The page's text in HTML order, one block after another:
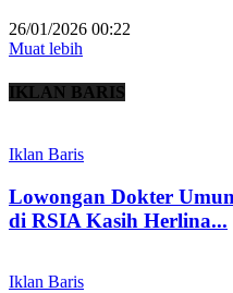
26/01/2026 00:22
Muat lebih
IKLAN BARIS
Iklan Baris
Lowongan Dokter
di RSIA Kasih Herlina...
Iklan Baris